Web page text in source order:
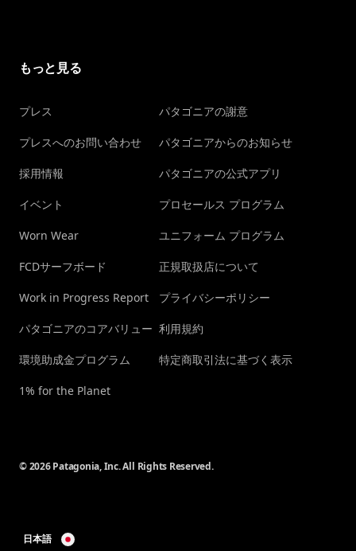
もっと見る
プレス
プレスへのお問い合わせ
採用情報
イベント
Worn Wear
FCDサーフボード
Work in Progress Report
パタゴニアのコアバリュー
環境助成金プログラム
1% for the Planet
パタゴニアの謝意
パタゴニアからのお知らせ
パタゴニアの公式アプリ
プロセールス プログラム
ユニフォーム プログラム
正規取扱店について
プライバシーポリシー
利用規約
特定商取引法に基づく表示
© 2026 Patagonia, Inc. All Rights Reserved.
日本語